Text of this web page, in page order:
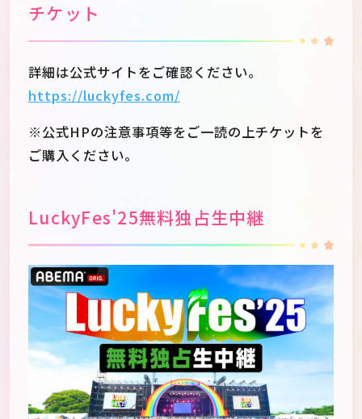
チケット
詳細は公式サイトをご確認ください。
https://luckyfes.com/
※公式HPの注意事項等をご一読の上チケットを
ご購入ください。
LuckyFes'25無料独占生中継